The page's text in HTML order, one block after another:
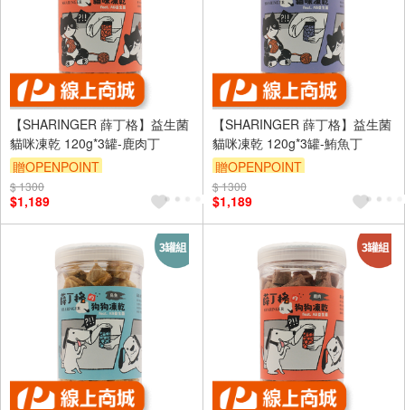
【SHARINGER 薛丁格】益生菌
貓咪凍乾 120g*3罐-鹿肉丁
贈OPENPOINT
$ 1300
$1,189
【SHARINGER 薛丁格】益生菌
貓咪凍乾 120g*3罐-鮪魚丁
贈OPENPOINT
$ 1300
$1,189